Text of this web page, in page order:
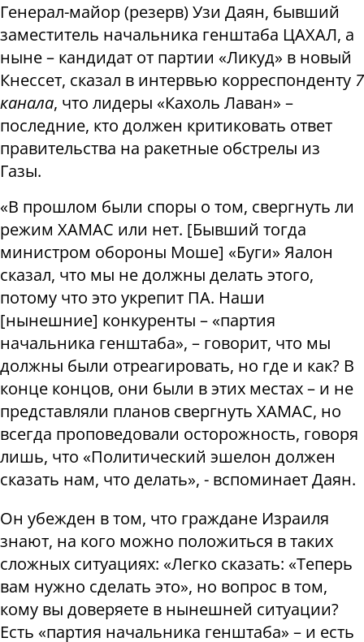
Генерал-майор (резерв) Узи Даян, бывший
заместитель начальника генштаба ЦАХАЛ, а
ныне – кандидат от партии «Ликуд» в новый
Кнессет, сказал в интервью корреспонденту 7
канала, что лидеры «Кахоль Лаван» –
последние, кто должен критиковать ответ
правительства на ракетные обстрелы из
Газы.
«В прошлом были споры о том, свергнуть ли
режим ХАМАС или нет. [Бывший тогда
министром обороны Моше] «Буги» Яалон
сказал, что мы не должны делать этого,
потому что это укрепит ПА. Наши
[нынешние] конкуренты – «партия
начальника генштаба», – говорит, что мы
должны были отреагировать, но где и как? В
конце концов, они были в этих местах – и не
представляли планов свергнуть ХАМАС, но
всегда проповедовали осторожность, говоря
лишь, что «Политический эшелон должен
сказать нам, что делать», - вспоминает Даян.
Он убежден в том, что граждане Израиля
знают, на кого можно положиться в таких
сложных ситуациях: «Легко сказать: «Теперь
вам нужно сделать это», но вопрос в том,
кому вы доверяете в нынешней ситуации?
Есть «партия начальника генштаба» – и есть